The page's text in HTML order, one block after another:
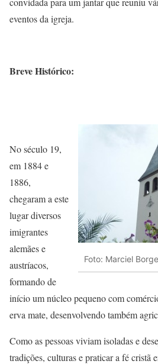
eventos da igreja.
Breve Histórico:
Foto: Marciel
No século 19,
em 1884 e
1886,
chegaram a este
lugar diversos
imigrantes
alemães e
austríacos,
formando de
início um núcleo pequeno com
erva mate, desenvolvendo também
Como as pessoas viviam isoladas e
tradições, culturas e praticar a fé cristã